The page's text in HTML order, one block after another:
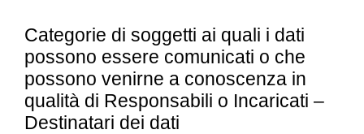
Categorie di soggetti ai quali i dati
possono essere comunicati o che
possono venirne a conoscenza in
qualità di Responsabili o Incaricati –
Destinatari dei dati